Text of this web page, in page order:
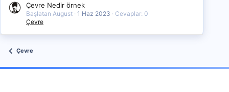
Çevre Nedir örnek
Başlatan August 1 Haz 2023
Cevaplar: 0
Çevre
Çevre